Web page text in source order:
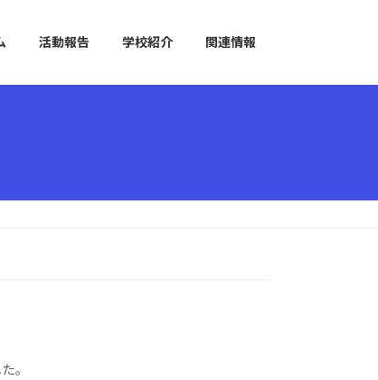
活動報告 学校紹介 関連情報
。